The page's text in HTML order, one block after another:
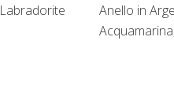
Anello in